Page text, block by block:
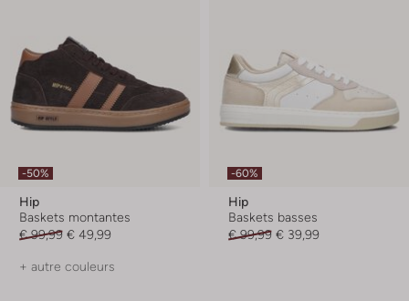
-50%
Hip
Baskets montantes
€ 99,99 € 49,99
+ autre couleurs
-60%
Hip
Baskets basses
€ 99,99 € 39,99